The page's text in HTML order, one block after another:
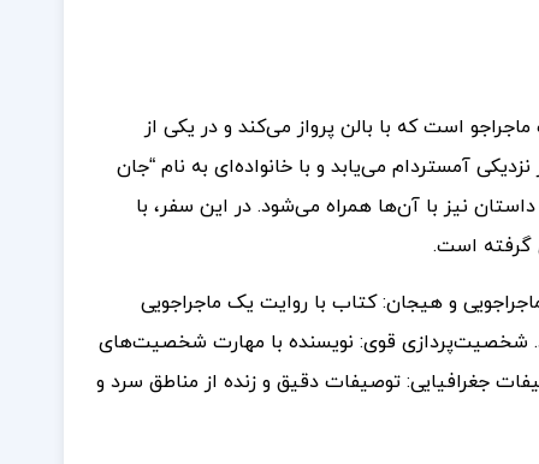
است که با بالن پرواز می‌کند و در یکی از
آمستردام می‌یابد و با خانواده‌ای به نام “جان
نیز با آن‌ها همراه می‌شود. در این سفر، با
گرفته است.
و هیجان: کتاب با روایت یک ماجراجویی
شخصیت‌پردازی قوی: نویسنده با مهارت شخصیت‌های
جغرافیایی: توصیفات دقیق و زنده از مناطق سرد و